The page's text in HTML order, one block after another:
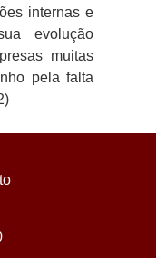
internas e
evolução
muitas
pela falta